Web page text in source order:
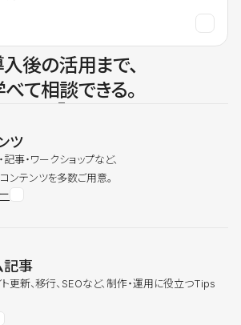
後の活用まで、
べて相談できる。
ツ
事・ワークショップなど、
ンテンツを多数ご用意。
記事
更新、移行、SEOなど、制作・運用に役立つTips